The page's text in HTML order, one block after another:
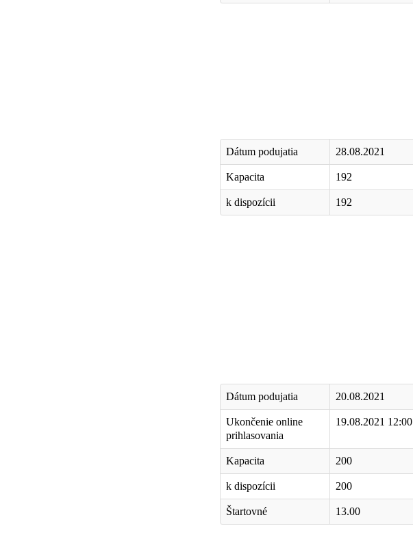
Dátum podujatia 28.08.2021
Kapacita 192
k dispozícii 192
Dátum podujatia 20.08.2021
Ukončenie online
prihlasovania
19.08.2021 12:00
Kapacita 200
k dispozícii 200
Štartovné 13.00